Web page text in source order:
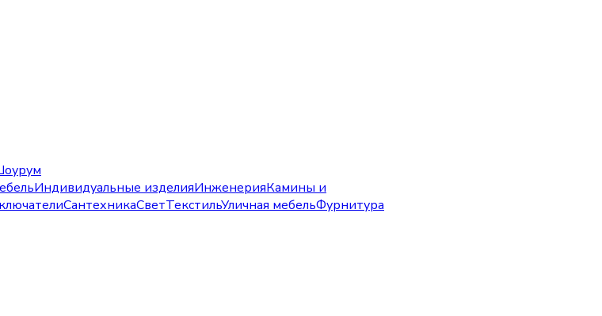
Индивидуальные изделияИнженерияКамины и
СантехникаСветТекстильУличная мебельФурнитура